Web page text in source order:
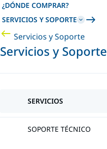
¿DÓNDE COMPRAR?
SERVICIOS Y SOPORTE
Servicios y Soporte
Servicios y Soporte
SERVICIOS
SOPORTE TÉCNICO